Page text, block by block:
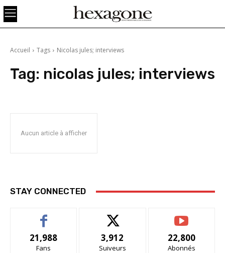
Accueil Tags Nicolas jules; interviews
Tag: nicolas jules; interviews
Aucun article à afficher
STAY CONNECTED
21,988
Fans
3,912
Suiveurs
22,800
Abonnés